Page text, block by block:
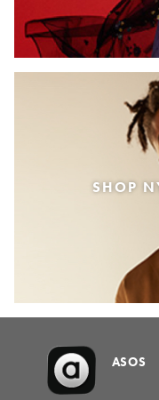
SHOP
ASOS